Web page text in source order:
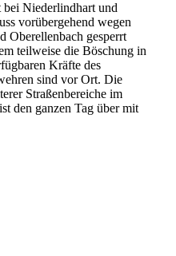
bei Niederlindhart und
vorübergehend wegen
Oberellenbach gesperrt
teilweise die Böschung in
Kräfte des
sind vor Ort. Die
Straßenbereiche im
den ganzen Tag über mit